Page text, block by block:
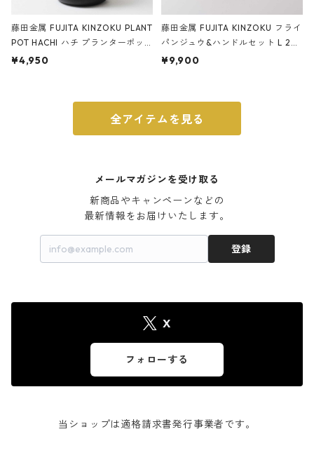
藤田金属 FUJITA KINZOKU PLANT
POT HACHI ハチ プランターポッ
ト 3号 ブラック
¥4,950
藤田金属 FUJITA KINZOKU フライ
パンジュウ&ハンドルセット L 24c
m ガス火・IH対応 鉄フライパン
¥9,900
全アイテムを見る
メールマガジンを受け取る
新商品やキャンペーンなどの
最新情報をお届けいたします。
登録
X
フォローする
当ショップは適格請求書発行事業者です。